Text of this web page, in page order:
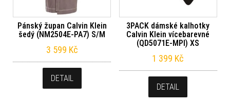
Pánský župan Calvin Klein
šedý (NM2504E-PA7) S/M
3 599 Kč
DETAIL
3PACK dámské kalhotky
Calvin Klein vícebarevné
(QD5071E-MPI) XS
1 399 Kč
DETAIL